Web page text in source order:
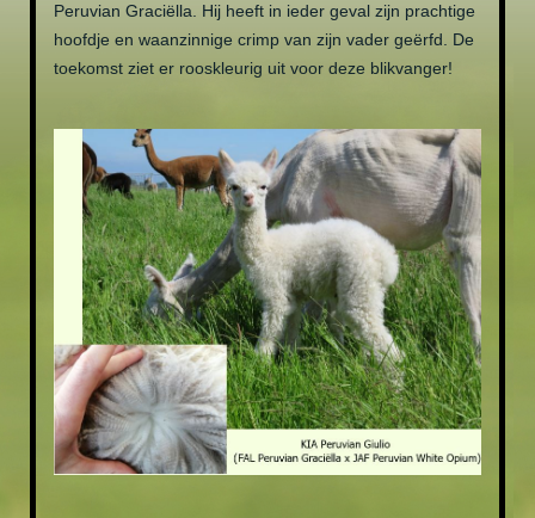
Peruvian Graciëlla. Hij heeft in ieder geval zijn prachtige
hoofdje en waanzinnige crimp van zijn vader geërfd. De
toekomst ziet er rooskleurig uit voor deze blikvanger!